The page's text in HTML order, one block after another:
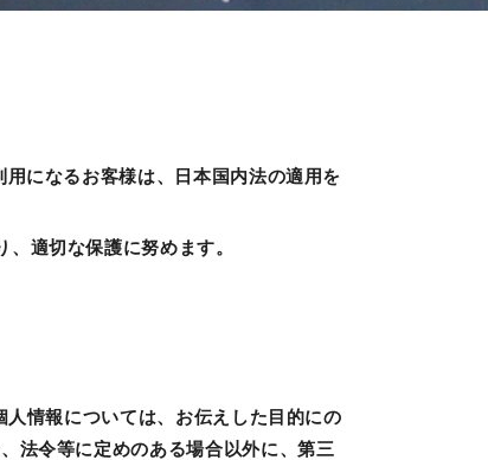
になるお客様は、日本国内法の適用を
適切な保護に努めます。
情報については、お伝えした目的にの
法令等に定めのある場合以外に、第三